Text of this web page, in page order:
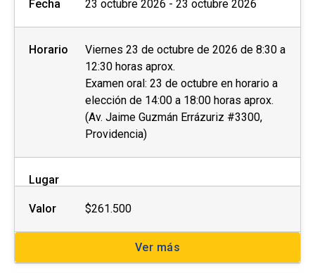
Fecha 23 octubre 2026 - 23 octubre 2026
Horario
Viernes 23 de octubre de 2026 de 8:30 a
12:30 horas aprox.
Examen oral: 23 de octubre en horario a
elección de 14:00 a 18:00 horas aprox.
(Av. Jaime Guzmán Errázuriz #3300,
Providencia)
Lugar
Valor $261.500
Ver más